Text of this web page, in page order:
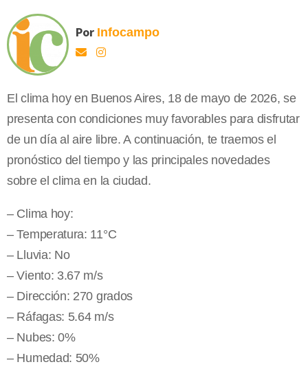
Por Infocampo
El clima hoy en Buenos Aires, 18 de mayo de 2026, se
presenta con condiciones muy favorables para disfrutar
de un día al aire libre. A continuación, te traemos el
pronóstico del tiempo y las principales novedades
sobre el clima en la ciudad.
– Clima hoy:
– Temperatura: 11°C
– Lluvia: No
– Viento: 3.67 m/s
– Dirección: 270 grados
– Ráfagas: 5.64 m/s
– Nubes: 0%
– Humedad: 50%